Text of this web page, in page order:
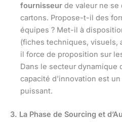
fournisseur de valeur ne se
cartons. Propose-t-il des
équipes ? Met-il à
(fiches techniques, visuels,
il force de proposition sur
Dans le secteur dynamique
capacité d’innovation est
puissant.
3. La Phase de Sourcing et